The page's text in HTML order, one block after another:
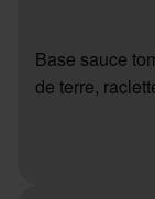
Base sauce
de terre,